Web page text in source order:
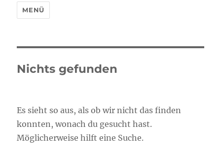
MENÜ
Nichts gefunden
Es sieht so aus, als ob wir nicht das finden
konnten, wonach du gesucht hast.
Möglicherweise hilft eine Suche.